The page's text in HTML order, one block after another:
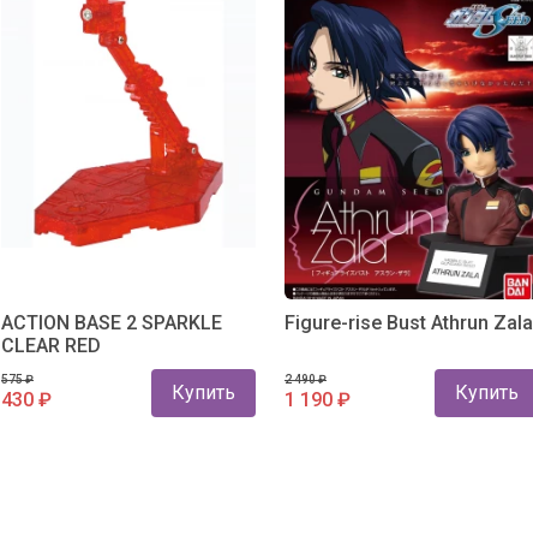
ACTION BASE 2 SPARKLE
CLEAR RED
575 ₽
430 ₽ Купить
Figure-rise Bust Athrun Zala
2 490 ₽
1 190 ₽ Купить